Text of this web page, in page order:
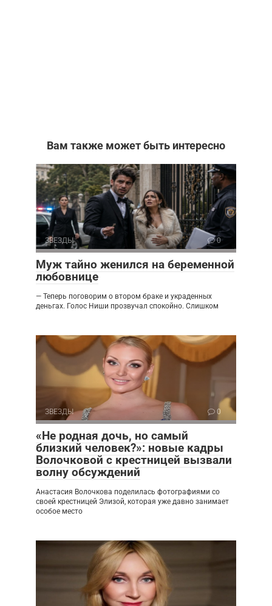
Вам также может быть интересно
ЗВЕЗДЫ 0
Муж тайно женился на беременной
любовнице
— Теперь поговорим о втором браке и украденных
деньгах. Голос Ниши прозвучал спокойно. Слишком
ЗВЕЗДЫ 0
«Не родная дочь, но самый
близкий человек?»: новые кадры
Волочковой с крестницей вызвали
волну обсуждений
Анастасия Волочкова поделилась фотографиями со
своей крестницей Элизой, которая уже давно занимает
особое место